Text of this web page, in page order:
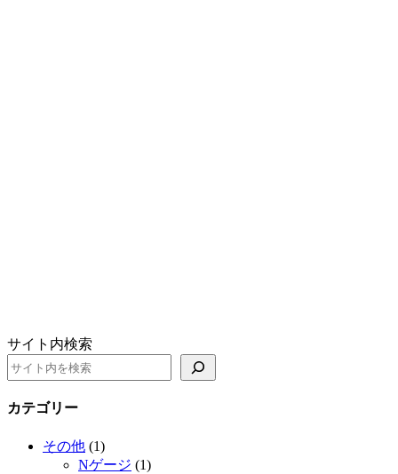
サイト内検索
カテゴリー
その他 (1)
Nゲージ (1)